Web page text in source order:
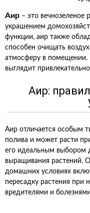
Аир – это вечнозеленое
украшением
функции, аир также
способен очищать
атмосферу в помещении.
выглядит
Аир:
Аир отличается особым
полива и может расти
его идеальным выбором
выращивания растений.
домашних условиях
пересадку растения при
вредителями и